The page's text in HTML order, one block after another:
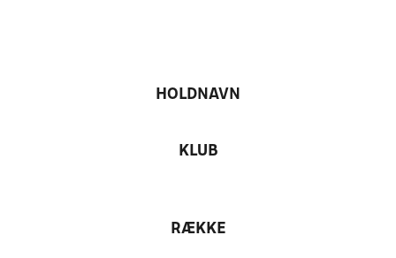
HOLDNAVN
KLUB
RÆKKE